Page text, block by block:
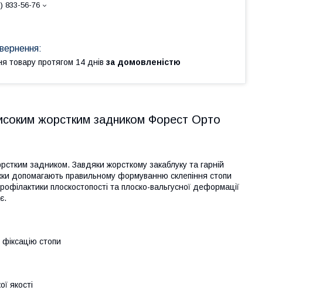
833-56-76
товару протягом 14 днів за домовленістю
жорстким задником Форест Орто
задником. Завдяки жорсткому закаблуку та гарній
допомагають правильному формуванню склепіння стопи
плоскостопості та плоско-вальгусної деформації
стопи
якості